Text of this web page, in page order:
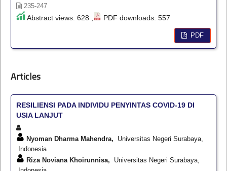
235-247
Abstract views: 628 , PDF downloads: 557
PDF
Articles
RESILIENSI PADA INDIVIDU PENYINTAS COVID-19 DI
USIA LANJUT
Nyoman Dharma Mahendra, Universitas Negeri Surabaya,
Indonesia
Riza Noviana Khoirunnisa, Universitas Negeri Surabaya,